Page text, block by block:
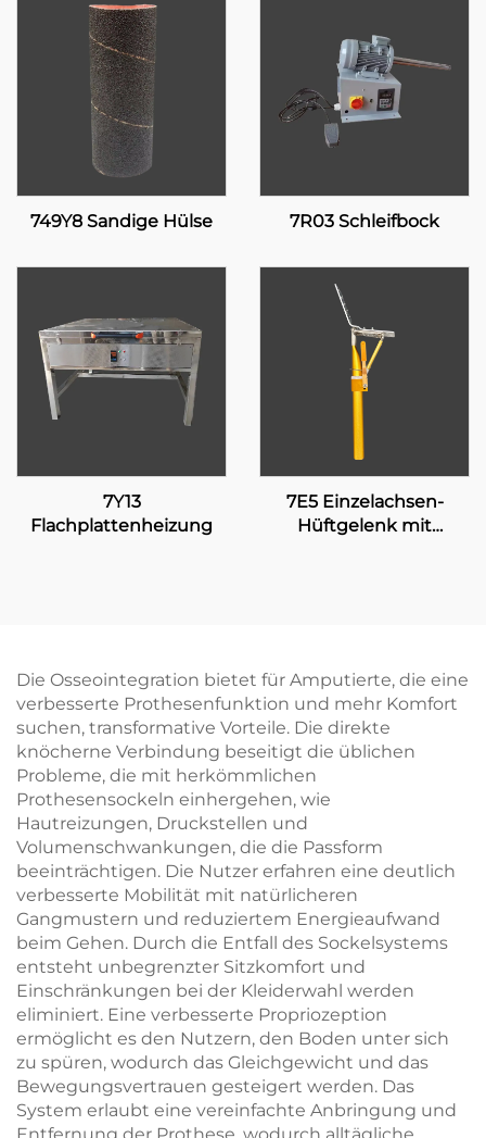
749Y8 Sandige Hülse 7R03 Schleifbock
7Y13
Flachplattenheizung
7E5 Einzelachsen-
Hüftgelenk mit
Die Osseointegration bietet für Amputierte, die eine
verbesserte Prothesenfunktion und mehr Komfort
suchen, transformative Vorteile. Die direkte
knöcherne Verbindung beseitigt die üblichen
Probleme, die mit herkömmlichen
Prothesensockeln einhergehen, wie
Hautreizungen, Druckstellen und
Volumenschwankungen, die die Passform
beeinträchtigen. Die Nutzer erfahren eine deutlich
verbesserte Mobilität mit natürlicheren
Gangmustern und reduziertem Energieaufwand
beim Gehen. Durch die Entfall des Sockelsystems
entsteht unbegrenzter Sitzkomfort und
Einschränkungen bei der Kleiderwahl werden
eliminiert. Eine verbesserte Propriozeption
ermöglicht es den Nutzern, den Boden unter sich
zu spüren, wodurch das Gleichgewicht und das
Bewegungsvertrauen gesteigert werden. Das
System erlaubt eine vereinfachte Anbringung und